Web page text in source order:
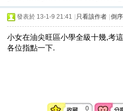
發表於 13-1-9 21:41 只看該作者 倒
小女在油尖旺區小學全級十幾,考
各位指點一下.
0